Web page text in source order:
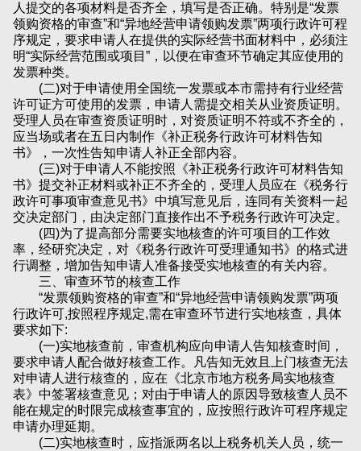
人提交的各项材料是否齐全，填写是否正确。特别是“发票
领购资格的审查”和“异地经营申请领购发票”两项行政许可程
序规定，要求申请人在提供的实际经营书面材料中，必须注
明“实际经营范围或项目”，以便在审查环节确定其应使用的
发票种类。
(二)对于申请使用全国统一发票或本市需持有行业经营
许可证方可使用的发票，申请人需提交相关从业资质证明。
受理人员在审查资质证明时，对资质证明不符或不齐全的，
应当场或者在五日内制作《补正税务行政许可材料告知
书》，一次性告知申请人补正全部内容。
(三)对于申请人不能按照《补正税务行政许可材料告知
书》提交补正材料或补正不齐全的，受理人员应在《税务行
政许可事项审查意见书》中填写意见后，连同有关资料一起
交决定部门，由决定部门直接作出不予税务行政许可决定。
(四)为了提高部分需要实地核查的许可项目的工作效
率，经研究决定，对《税务行政许可受理通知书》的格式进
行调整，增加告知申请人准备接受实地核查的有关内容。
三、审查环节的核查工作
“发票领购资格的审查”和“异地经营申请领购发票”两项
行政许可,按照程序规定,需在审查环节进行实地核查，具体
要求如下:
(一)实地核查前，审查机构应向申请人告知核查时间，
要求申请人配合做好核查工作。凡告知无效且上门核查无法
对申请人进行核查的，应在《北京市地方税务局实地核查
表》中签署核查意见；对由于申请人的原因导致核查人员不
能在规定的时限完成核查事宜的，应按照行政许可程序规定
申请办理延期。
(二)实地核查时，应指派两名以上税务机关人员，统一